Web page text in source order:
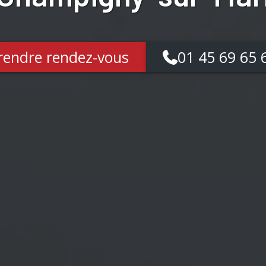
rendez-vous 01 45 69 65